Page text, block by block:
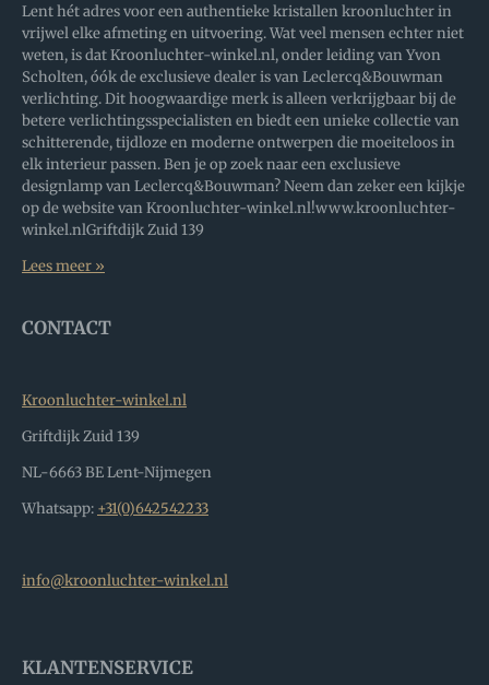
Lent hét adres voor een authentieke kristallen kroonluchter in
vrijwel elke afmeting en uitvoering. Wat veel mensen echter niet
weten, is dat Kroonluchter-winkel.nl, onder leiding van Yvon
Scholten, óók de exclusieve dealer is van Leclercq&Bouwman
verlichting. Dit hoogwaardige merk is alleen verkrijgbaar bij de
betere verlichtingsspecialisten en biedt een unieke collectie van
schitterende, tijdloze en moderne ontwerpen die moeiteloos in
elk interieur passen. Ben je op zoek naar een exclusieve
designlamp van Leclercq&Bouwman? Neem dan zeker een kijkje
op de website van Kroonluchter-winkel.nl!www.kroonluchter-
winkel.nlGriftdijk Zuid 139
Lees meer »
CONTACT
Kroonluchter-winkel.nl
Griftdijk Zuid 139
NL-6663 BE Lent-Nijmegen
Whatsapp: +31(0)642542233
info@kroonluchter-winkel.nl
KLANTENSERVICE